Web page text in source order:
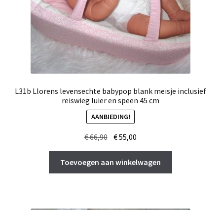
L31b Llorens levensechte babypop blank meisje inclusief
reiswieg luier en speen 45 cm
AANBIEDING!
€66,90 Oorspronkelijke
prijs
was:
€ 66,90.
€55,00
prijs
is:
€ 55,00.
Toevoegen aan winkelwagen